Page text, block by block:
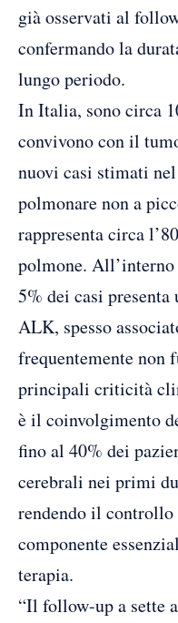
già osservati al
confermando la
lungo periodo.
In Italia, sono circa
convivono con il
nuovi casi stimati
polmonare non a
rappresenta circa
polmone.
5% dei casi
ALK, spesso
frequentemente non
principali criticità
è il coinvolgimento
fino al 40% dei
cerebrali nei primi
rendendo il
componente
terapia.
“Il follow-up a sette